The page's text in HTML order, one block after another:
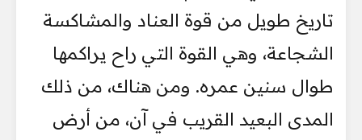
تاريخ طويل من قوة العناد والمشاكسة
الشجاعة، وهي القوة التي راح يراكمها
طوال سنين عمره. ومن هناك، من ذلك
المدى البعيد القريب في آن، من أرض